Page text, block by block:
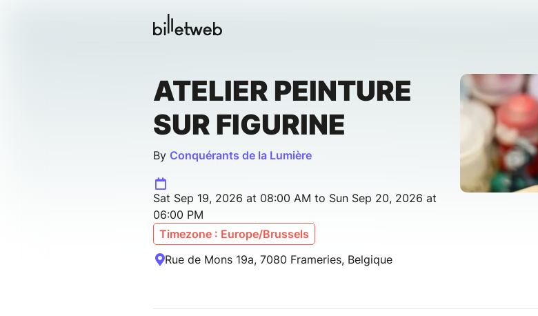
ATELIER PEINTURE
SUR FIGURINE
By Conquérants de la Lumière
Sat Sep 19, 2026 at 08:00 AM to Sun Sep 20, 2026 at
06:00 PM
Timezone : Europe/Brussels
Rue de Mons 19a, 7080 Frameries, Belgique